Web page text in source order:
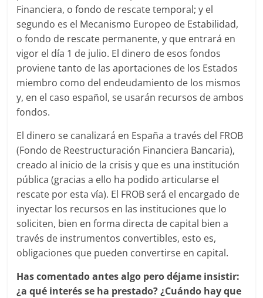
Financiera, o fondo de rescate temporal; y el
segundo es el Mecanismo Europeo de Estabilidad,
o fondo de rescate permanente, y que entrará en
vigor el día 1 de julio. El dinero de esos fondos
proviene tanto de las aportaciones de los Estados
miembro como del endeudamiento de los mismos
y, en el caso español, se usarán recursos de ambos
fondos.
El dinero se canalizará en España a través del FROB
(Fondo de Reestructuración Financiera Bancaria),
creado al inicio de la crisis y que es una institución
pública (gracias a ello ha podido articularse el
rescate por esta vía). El FROB será el encargado de
inyectar los recursos en las instituciones que lo
soliciten, bien en forma directa de capital bien a
través de instrumentos convertibles, esto es,
obligaciones que pueden convertirse en capital.
Has comentado antes algo pero déjame insistir:
¿a qué interés se ha prestado? ¿Cuándo hay que